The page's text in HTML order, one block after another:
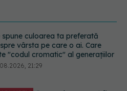
Cancerele care pot fi
Dr. Sorin Bogdan
Au metode de
20:09